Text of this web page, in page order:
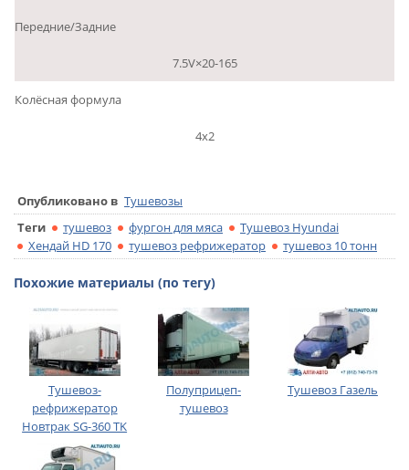
Передние/Задние
7.5V×20-165
Колёсная формула
4х2
Опубликовано в Тушевозы
Теги
тушевоз фургон для мяса
Тушевоз Hyundai
Хендай HD 170
тушевоз рефрижератор тушевоз 10 тонн
Похожие материалы (по тегу)
Тушевоз-
рефрижератор
Новтрак SG-360 TK
Полуприцеп-
тушевоз
Тушевоз Газель